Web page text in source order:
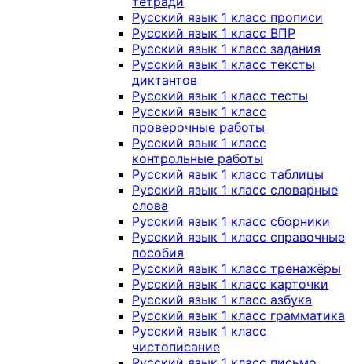
Русский язык 1 класс прописи
Русский язык 1 класс ВПР
Русский язык 1 класс задания
Русский язык 1 класс тексты
диктантов
Русский язык 1 класс тесты
Русский язык 1 класс
проверочные работы
Русский язык 1 класс
контрольные работы
Русский язык 1 класс таблицы
Русский язык 1 класс словарные
слова
Русский язык 1 класс сборники
Русский язык 1 класс справочные
пособия
Русский язык 1 класс тренажёры
Русский язык 1 класс карточки
Русский язык 1 класс азбука
Русский язык 1 класс грамматика
Русский язык 1 класс
чистописание